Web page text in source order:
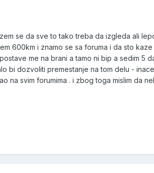
se da sve to tako treba da izgleda ali
600km i znamo se sa foruma i da sto
me na brani a tamo ni bip a sedim 5
bi dozvoliti premestanje na tom delu -
na svim forumima . i zbog toga mislim da